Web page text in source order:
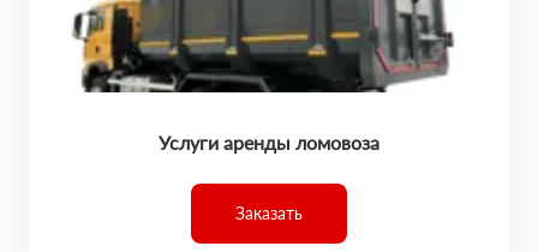
Услуги аренды ломовоза
Заказать